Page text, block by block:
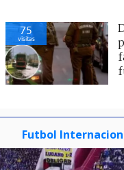
75
visitas
Futbol